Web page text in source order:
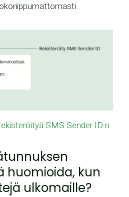
SMS Sender ID:n
huomioida, kun
ulkomaille?